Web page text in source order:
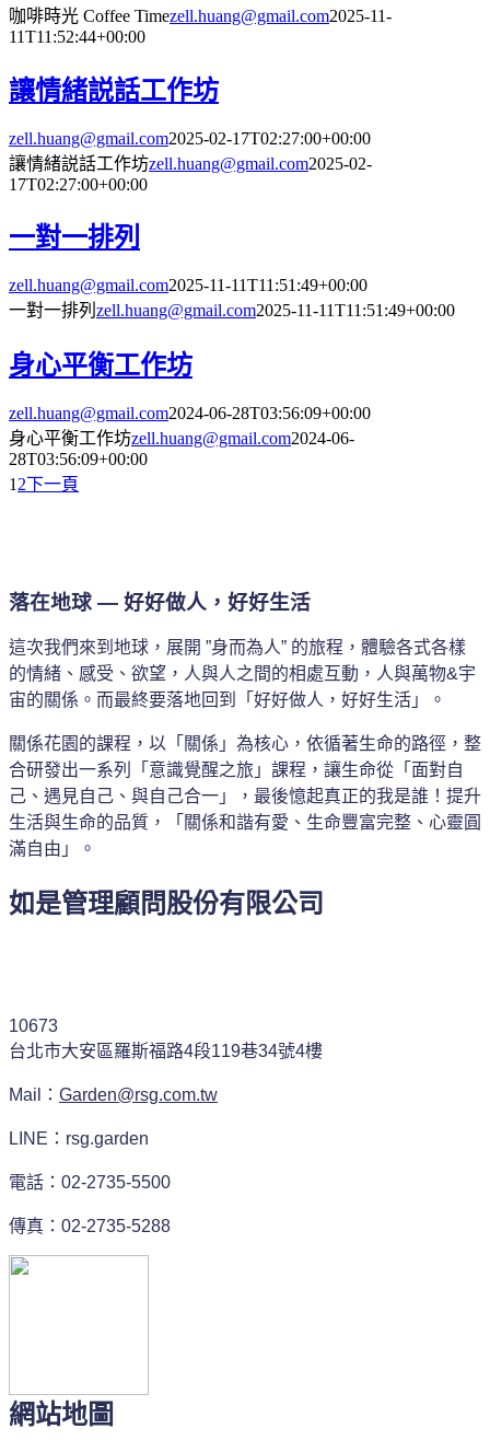
咖啡時光 Coffee Timezell.huang@gmail.com2025-11-
11T11:52:44+00:00
讓情緒説話工作坊
zell.huang@gmail.com2025-02-17T02:27:00+00:00
讓情緒説話工作坊zell.huang@gmail.com2025-02-
17T02:27:00+00:00
一對一排列
zell.huang@gmail.com2025-11-11T11:51:49+00:00
一對一排列 zell.huang@gmail.com2025-11-11T11:51:49+00:00
身心平衡工作坊
zell.huang@gmail.com2024-06-28T03:56:09+00:00
身心平衡工作坊zell.huang@gmail.com2024-06-
28T03:56:09+00:00
1 2下一頁
落在地球 — 好好做人，好好生活
這次我們來到地球，展開 ”身而為人” 的旅程，體驗各式各樣
的情緒、感受、欲望，人與人之間的相處互動，人與萬物&宇
宙的關係。而最終要落地回到「好好做人，好好生活」。
關係花園的課程，以「關係」為核心，依循著生命的路徑，整
合研發出一系列「意識覺醒之旅」課程，讓生命從「面對自
己、遇見自己、與自己合一」，最後憶起真正的我是誰！提升
生活與生命的品質，「關係和諧有愛、生命豐富完整、心靈圓
滿自由」。
如是管理顧問股份有限公司
10673
台北市大安區羅斯福路4段119巷34號4樓
Mail： Garden@rsg.com.tw
LINE：rsg.garden
電話：02-2735-5500
傳真：02-2735-5288
網站地圖